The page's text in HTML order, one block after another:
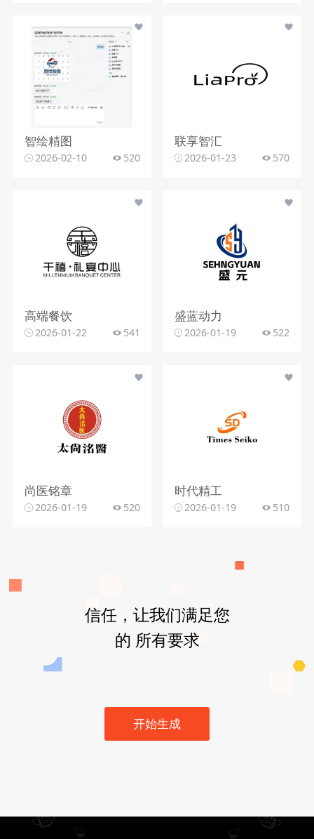
智绘精图
2026-02-10 520
联享智汇
2026-01-23 570
高端餐饮
2026-01-22 541
盛蓝动力
2026-01-19 522
尚医铭章
2026-01-19 520
时代精工
2026-01-19 510
信任，让我们满足您
的 所有要求
开始生成